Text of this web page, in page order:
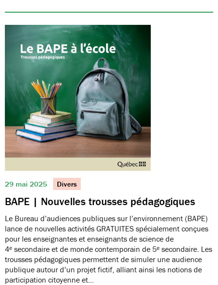
29 mai 2025 Divers
BAPE | Nouvelles trousses pédagogiques
Le Bureau d’audiences publiques sur l’environnement (BAPE)
lance de nouvelles activités GRATUITES spécialement conçues
pour les enseignantes et enseignants de science de
4ᵉ secondaire et de monde contemporain de 5ᵉ secondaire. Les
trousses pédagogiques permettent de simuler une audience
publique autour d’un projet fictif, alliant ainsi les notions de
participation citoyenne et…